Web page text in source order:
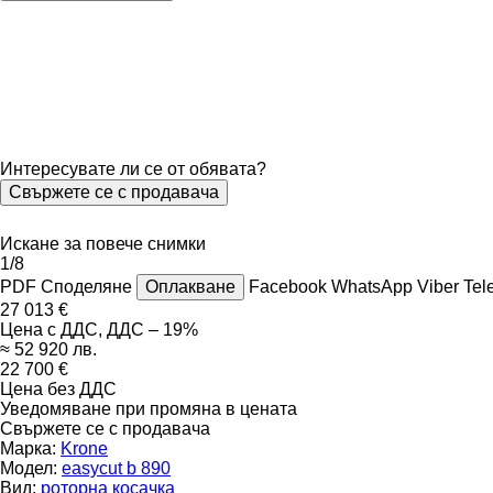
Интересувате ли се от обявата?
Свържете се с продавача
Искане за повече снимки
1/8
PDF Споделяне Оплакване Facebook WhatsApp Viber
27 013 €
Цена с ДДС, ДДС – 19%
≈ 52 920 лв.
22 700 €
Цена без ДДС
Уведомяване при промяна в цената
Свържете се с продавача
Марка: Krone
Модел: easycut b 890
Вид: роторна косачка